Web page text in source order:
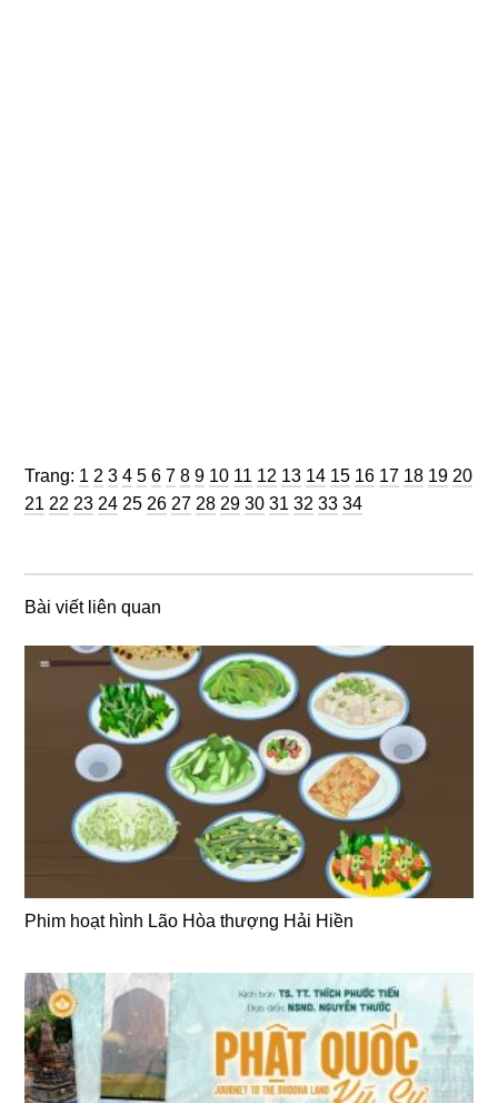
Trang: Trang
1 Trang
2 Trang
3 Trang
4 Trang
5 Trang
6 Trang
7 Trang
8 Trang
9 Trang
10 Trang
11 Trang
12 Trang
13 Trang
14 Trang
15 Trang
16 Trang
17 Trang
18 Trang
19 Trang
20
Trang
21 Trang
22 Trang
23 Trang
24 Trang
25 Trang
26 Trang
27 Trang
28 Trang
29 Trang
30 Trang
31 Trang
32 Trang
33 Trang
34
Bài viết liên quan
Phim hoạt hình Lão Hòa thượng Hải Hiền